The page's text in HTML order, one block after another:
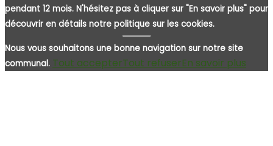
pendant 12 mois. N'hésitez pas à cliquer sur "En savoir plus" pour
découvrir en détails notre politique sur les cookies.
Nous vous souhaitons une bonne navigation sur notre site
communal. Tout accepterTout refuserEn savoir plus